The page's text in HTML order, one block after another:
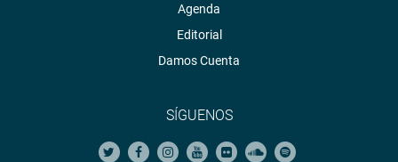
Agenda
Editorial
Damos Cuenta
SÍGUENOS